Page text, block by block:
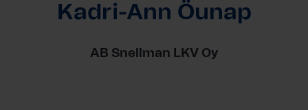
Kadri-Ann Öunap
AB Snellman LKV Oy